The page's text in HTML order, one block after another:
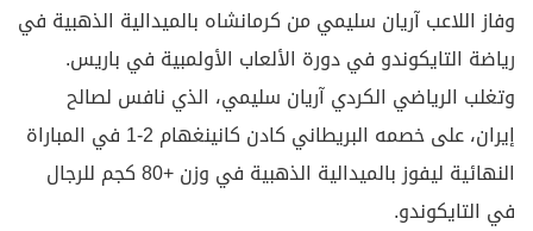
وفاز اللاعب آريان سليمي من كرمانشاه بالميدالية الذهبية في
رياضة التايكوندو في دورة الألعاب الأولمبية في باريس.
وتغلب الرياضي الكردي آريان سليمي، الذي نافس لصالح
إيران، على خصمه البريطاني كادن كانينغهام 2-1 في المباراة
النهائية ليفوز بالميدالية الذهبية في وزن +80 كجم للرجال
في التايكوندو.